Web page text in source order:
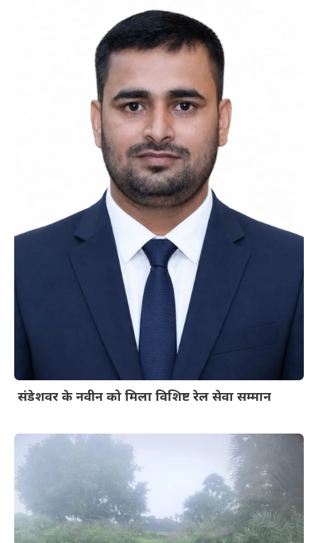
संडेशवर के नवीन को मिला विशिष्ट रेल सेवा सम्मान